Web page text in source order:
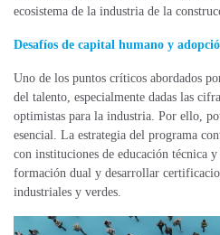
ecosistema de la industria de la
Desafíos de capital humano y
Uno de los puntos críticos abordados
del talento, especialmente dadas las
optimistas para la industria. Por ello,
esencial. La estrategia del programa
con instituciones de educación técnica
formación dual y desarrollar
industriales y verdes.